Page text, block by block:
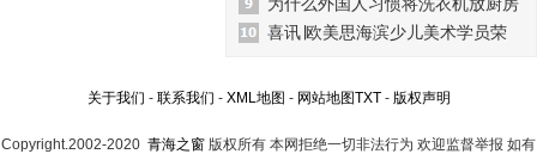
喜讯∣欧美思海滨少儿美术学员荣
关于我们 - 联系我们 - XML地图 - 网站地图TXT- 版权声明
Copyright.2002-2020 青海之窗 版权所有 本网拒绝一切非法行为 欢迎监督举报 如有